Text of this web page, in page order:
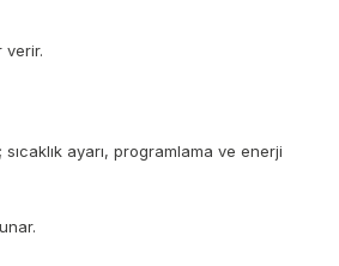
verir.
ayarı, programlama ve enerji